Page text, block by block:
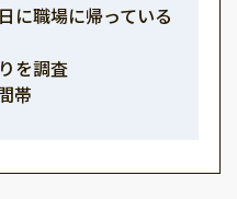
に職場に帰っている
を調査
帯